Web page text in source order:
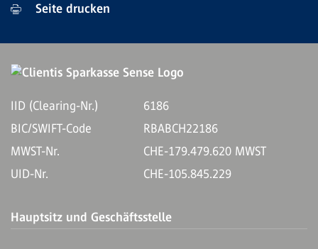
Seite drucken
IID (Clearing-Nr.)
6186
BIC/SWIFT-Code
RBABCH22186
MWST-Nr.
CHE-179.479.620 MWST
UID-Nr.
CHE-105.845.229
Hauptsitz und Geschäftsstelle